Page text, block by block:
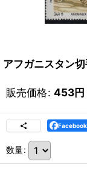
アフガニスタ
販売価格: 453円
数量: